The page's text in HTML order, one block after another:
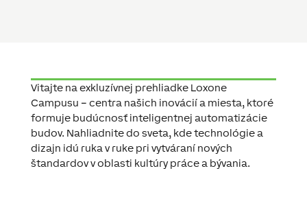
Vitajte na exkluzívnej prehliadke Loxone
Campusu – centra našich inovácií a miesta, ktoré
formuje budúcnosť inteligentnej automatizácie
budov. Nahliadnite do sveta, kde technológie a
dizajn idú ruka v ruke pri vytváraní nových
štandardov v oblasti kultúry práce a bývania.